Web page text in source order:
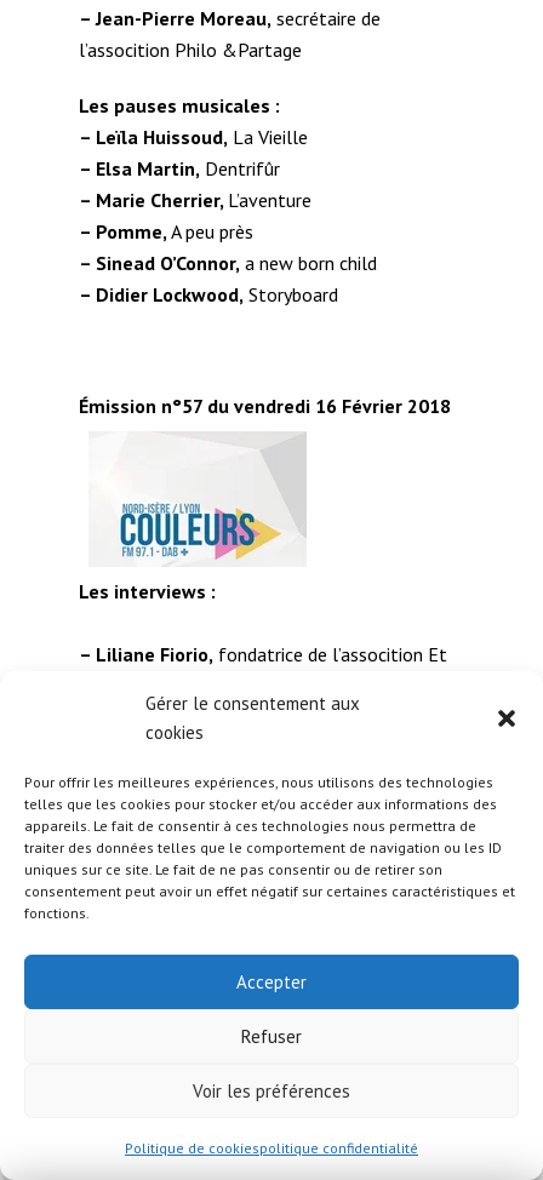
Gérer le consentement aux
cookies
Pour offrir les meilleures expériences, nous utilisons des technologies
telles que les cookies pour stocker et/ou accéder aux informations des
appareils. Le fait de consentir à ces technologies nous permettra de
traiter des données telles que le comportement de navigation ou les ID
uniques sur ce site. Le fait de ne pas consentir ou de retirer son
consentement peut avoir un effet négatif sur certaines caractéristiques et
fonctions.
Accepter
Refuser
Voir les préférences
Politique de cookiespolitique confidentialité
– Jean-Pierre Moreau, secrétaire de
l’assocition Philo &Partage
Les pauses musicales :
– Leïla Huissoud, La Vieille
– Elsa Martin, Dentrifûr
– Marie Cherrier, L’aventure
– Pomme, A peu près
– Sinead O’Connor, a new born child
– Didier Lockwood, Storyboard
Émission n°57 du vendredi 16 Février 2018
Les interviews :
– Liliane Fiorio, fondatrice de l’assocition Et
http://etcolegram.free.fr
plus petit espace possible
– Gino Spirli,président de l’association l’école
de Nicolle à Villefontaine
http://ecoledenicolle.livehost.fr
– Michèle Bernard,petit bout de femmes
dis quand reviendras-tu
N°2 Pièces et Accessoires de
– Goran Brogovic,bella ciao